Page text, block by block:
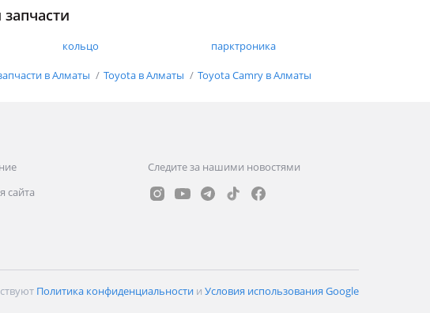
кольцо парктроника
в Алматы Toyota в Алматы Toyota Camry в Алматы
сайта
Следите за нашими новостями
Политика конфиденциальности и Условия использования Google